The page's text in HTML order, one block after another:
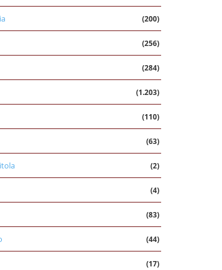
(200)
(256)
(284)
(1.203)
(110)
(63)
(2)
(4)
(83)
(44)
(17)